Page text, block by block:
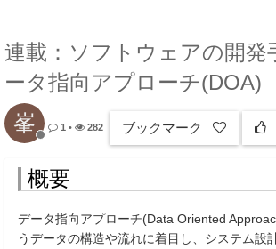
連載：ソフトウェアの開発
ータ指向アプローチ(DOA)
峯 1 • 282 ブックマーク
概要
データ指向アプローチ(Data Oriented
うデータの構造や流れに着目し、システム設